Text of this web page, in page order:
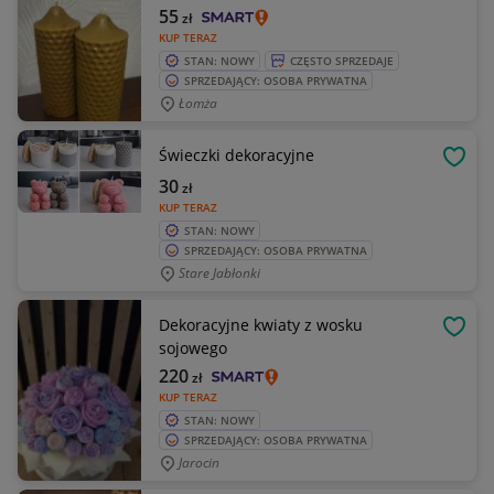
KUP TERAZ
55zł
STAN: NOWY
CZĘSTO SPRZEDAJE
SPRZEDAJĄCY: OSOBA PRYWATNA
Łomża
Świeczki dekoracyjne
KUP TERAZ
30zł
STAN: NOWY
SPRZEDAJĄCY: OSOBA PRYWATNA
Stare Jabłonki
Dekoracyjne kwiaty z wosku
sojowego
KUP TERAZ
220zł
STAN: NOWY
SPRZEDAJĄCY: OSOBA PRYWATNA
Jarocin